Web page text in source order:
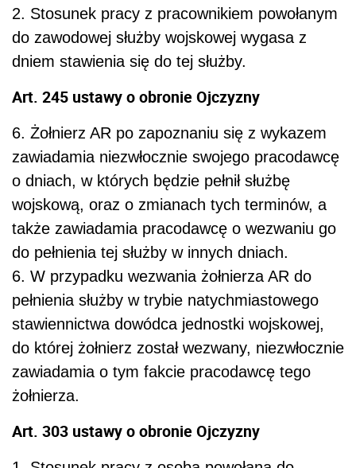
2. Stosunek pracy z pracownikiem powołanym
do zawodowej służby wojskowej wygasa z
dniem stawienia się do tej służby.
Art. 245 ustawy o obronie Ojczyzny
6. Żołnierz AR po zapoznaniu się z wykazem
zawiadamia niezwłocznie swojego pracodawcę
o dniach, w których będzie pełnił służbę
wojskową, oraz o zmianach tych terminów, a
także zawiadamia pracodawcę o wezwaniu go
do pełnienia tej służby w innych dniach.
6. W przypadku wezwania żołnierza AR do
pełnienia służby w trybie natychmiastowego
stawiennictwa dowódca jednostki wojskowej,
do której żołnierz został wezwany, niezwłocznie
zawiadamia o tym fakcie pracodawcę tego
żołnierza.
Art. 303 ustawy o obronie Ojczyzny